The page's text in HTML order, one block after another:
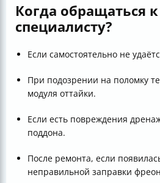
Когда обращаться к
специалисту?
Если самостоятельно не
При подозрении на поломку
модуля оттайки.
Если есть повреждения
поддона.
После ремонта, если
неправильной заправки